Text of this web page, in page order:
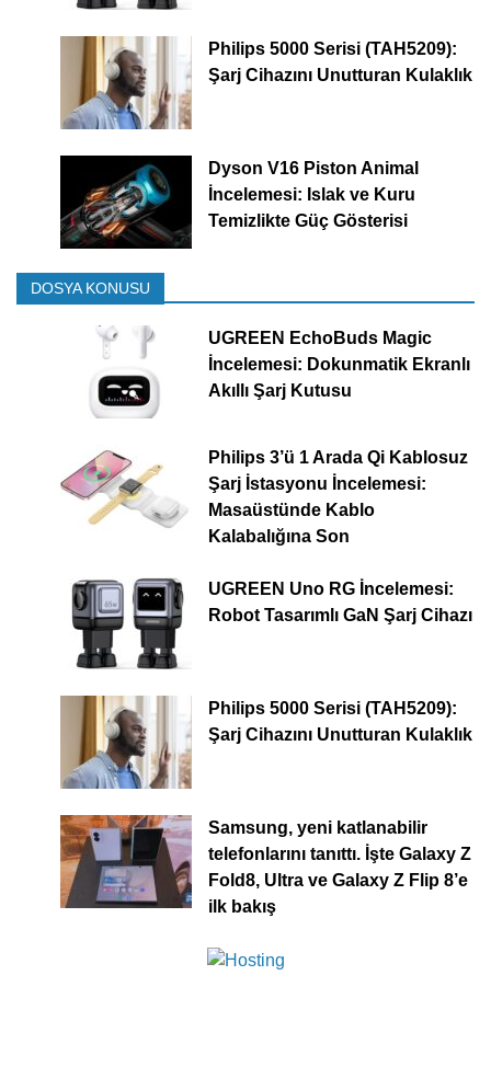
Philips 5000 Serisi (TAH5209):
Şarj Cihazını Unutturan Kulaklık
Dyson V16 Piston Animal
İncelemesi: Islak ve Kuru
Temizlikte Güç Gösterisi
DOSYA KONUSU
UGREEN EchoBuds Magic
İncelemesi: Dokunmatik Ekranlı
Akıllı Şarj Kutusu
Philips 3’ü 1 Arada Qi Kablosuz
Şarj İstasyonu İncelemesi:
Masaüstünde Kablo
Kalabalığına Son
UGREEN Uno RG İncelemesi:
Robot Tasarımlı GaN Şarj Cihazı
Philips 5000 Serisi (TAH5209):
Şarj Cihazını Unutturan Kulaklık
Samsung, yeni katlanabilir
telefonlarını tanıttı. İşte Galaxy Z
Fold8, Ultra ve Galaxy Z Flip 8’e
ilk bakış